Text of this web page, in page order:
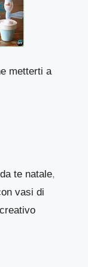
metterti a
te natale,
vasi di